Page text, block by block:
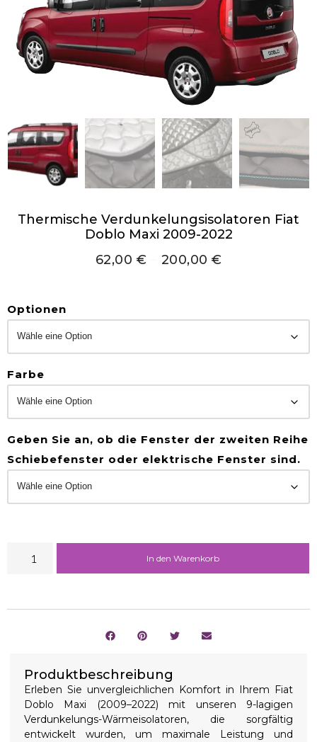
Thermische Verdunkelungsisolatoren Fiat
Doblo Maxi 2009-2022
62,00 € 200,00 €
Optionen
Farbe
Geben Sie an, ob die Fenster der zweiten Reihe
Schiebefenster oder elektrische Fenster sind.
In den Warenkorb
Produktbeschreibung
Erleben Sie unvergleichlichen Komfort in Ihrem Fiat
Doblo Maxi (2009–2022) mit unseren 9-lagigen
Verdunkelungs-Wärmeisolatoren, die sorgfältig
entwickelt wurden, um maximale Leistung und